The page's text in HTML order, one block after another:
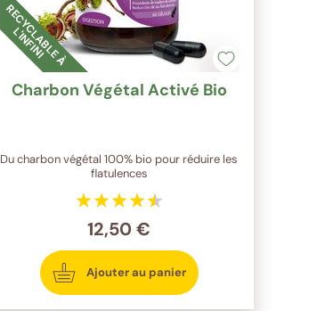
R
E
C
Y
C
L
A
B
L
E
À
L
'I
N
F
I
N
I
Charbon Végétal Activé Bio
Du charbon végétal 100% bio pour réduire les
flatulences
12,50 €
Ajouter au panier